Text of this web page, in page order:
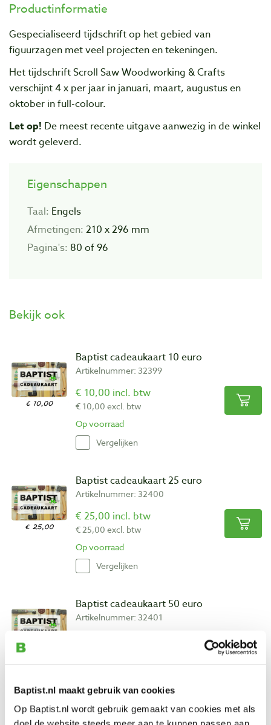
Baptist.nl maakt gebruik van cookies
Op Baptist.nl wordt gebruik gemaakt van cookies met als
Productinformatie
Gespecialiseerd tijdschrift op het gebied van
figuurzagen met veel projecten en tekeningen.
Het tijdschrift Scroll Saw Woodworking & Crafts
verschijnt 4 x per jaar in januari, maart, augustus en
oktober in full-colour.
Let op! De meest recente uitgave aanwezig in de winkel
wordt geleverd.
Eigenschappen
Taal: Engels
Afmetingen: 210 x 296 mm
Pagina's: 80 of 96
Bekijk ook
Baptist cadeaukaart 10 euro
Artikelnummer: 32399
€ 10,00 incl. btw
€ 10,00 excl. btw
Op voorraad
Vergelijken
Baptist cadeaukaart 25 euro
Artikelnummer: 32400
€ 25,00 incl. btw
€ 25,00 excl. btw
Op voorraad
Vergelijken
Baptist cadeaukaart 50 euro
Artikelnummer: 32401
Vergelijken